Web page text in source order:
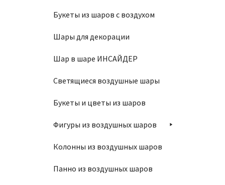
Букеты из шаров с воздухом
Шары для декорации
Шар в шаре ИНСАЙДЕР
Светящиеся воздушные шары
Букеты и цветы из шаров
Фигуры из воздушных шаров
Колонны из воздушных шаров
Панно из воздушных шаров